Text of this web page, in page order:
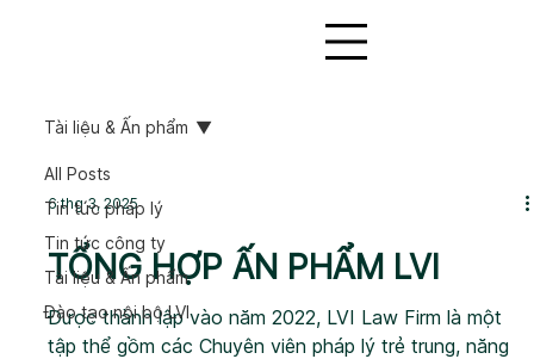
All Posts
Tin tức pháp lý
Tin tức công ty
Tài liệu & Ấn phẩm
Đào tạo nội bộ LVI
Tài liệu & Ấn phẩm
6 thg 3, 2025
TỔNG HỢP ẤN PHẨM LVI
Được thành lập vào năm 2022, LVI Law Firm là một
tập thể gồm các Chuyên viên pháp lý trẻ trung, năng